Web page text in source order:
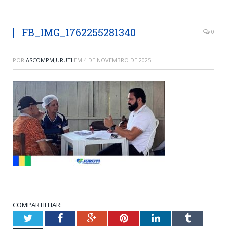
FB_IMG_1762255281340 0
POR ASCOMPMJURUTI EM 4 DE NOVEMBRO DE 2025
COMPARTILHAR:
TwitterFacebookGoogle+PinterestLinkedInTumblr